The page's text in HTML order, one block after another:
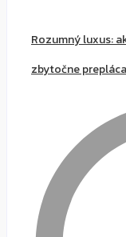
Rozumný luxus:
zbytočne